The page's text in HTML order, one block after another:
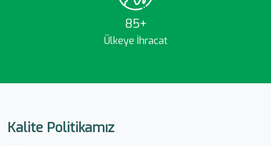
85+
Ülkeye İhracat
Kalite Politikamız